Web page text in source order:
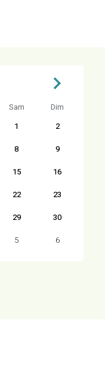
Sam
Dim
1
2
8
9
15
16
22
23
29
30
5 6